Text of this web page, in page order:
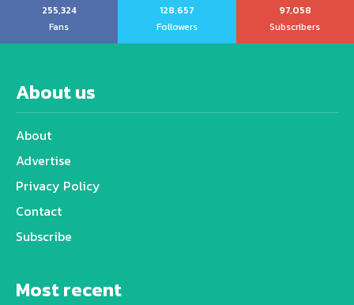
255,324
Fans
128,657
Followers
97,058
Subscribers
About us
About
Advertise
Privacy Policy
Contact
Subscribe
Most recent